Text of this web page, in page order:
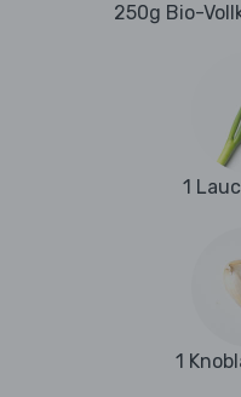
250g Bio-
1
1